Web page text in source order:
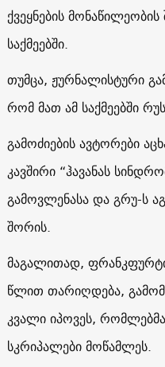
ქვეყნების მონაწილეობის
საქმეებში.
თუმცა, ჟურნალისტური
რომ მათ ამ საქმეებში
გამოძიების ავტორები
კავშირი “ჰავანას
გამოვლენასა და გრუ-ს
შორის.
მაგალითად,
წლით თარიღდება,
კვალი იპოვეს,
სკრიპალები მოწამლეს.